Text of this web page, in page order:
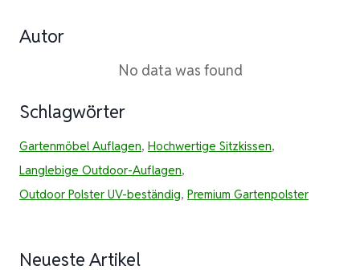
Autor
No data was found
Schlagwörter
Gartenmöbel Auflagen, Hochwertige Sitzkissen,
Langlebige Outdoor-Auflagen,
Outdoor Polster UV-beständig, Premium Gartenpolster
Neueste Artikel